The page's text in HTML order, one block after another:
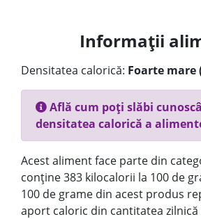
Informații
Densitatea calorică: Foarte mare
Află cum poți slăbi
densitatea calorică a
Acest aliment face parte din
conține 383 kilocalorii la 100 de
100 de grame din acest produs
aport caloric din cantitatea